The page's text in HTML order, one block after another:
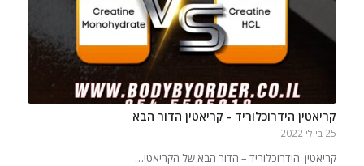
קריאטין הידרוכלוריד - קריאטין הדור הבא
25 ביולי 2022
קריאטין הידרוכלוריד – הדור הבא של הקריאטי…